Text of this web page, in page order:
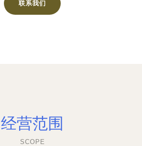
联系我们
经营范围
SCOPE